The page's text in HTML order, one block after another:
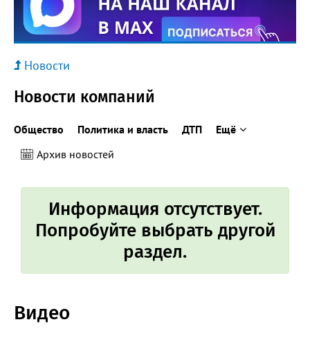
Новости
Новости компаний
Общество Политика и власть ДТП
Ещё
Архив новостей
Информация отсутствует.
Попробуйте выбрать другой
раздел.
Видео